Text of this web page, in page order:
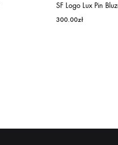
SF Logo Lux Pin
300.00zł